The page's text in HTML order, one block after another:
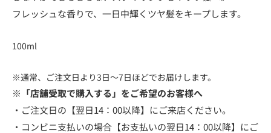
フレッシュな香りで、一日中輝くツヤ髪をキープします。
100ml
※通常、ご注文日より3日～7日ほどでお届けします。
※「店舗受取で購入する」をご希望のお客様へ
・ご注文日の【翌日14：00以降】にご来店ください。
・コンビニ支払いの場合【お支払いの翌日14：00以降】にご